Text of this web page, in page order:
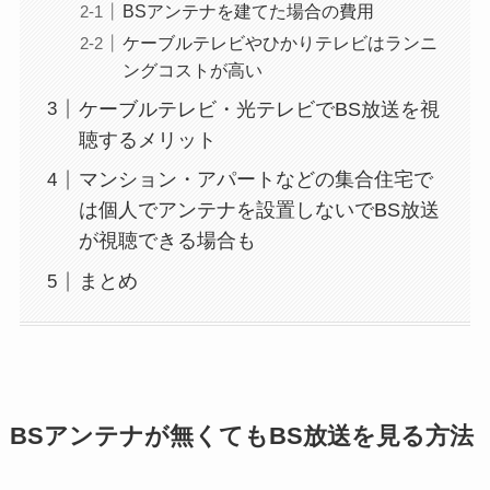
BSアンテナを建てた場合の費用
ケーブルテレビやひかりテレビはランニ
ングコストが高い
ケーブルテレビ・光テレビでBS放送を視
聴するメリット
マンション・アパートなどの集合住宅で
は個人でアンテナを設置しないでBS放送
が視聴できる場合も
まとめ
BSアンテナが無くてもBS放送を見る方法